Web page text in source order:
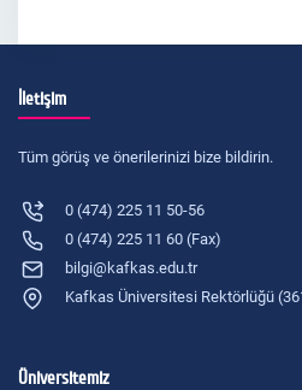
İletişim
Tüm görüş ve önerilerinizi bize bildirin.
0 (474) 225 11 50-56
0 (474) 225 11 60 (Fax)
bilgi@kafkas.edu.tr
Kafkas Üniversitesi Rektörlüğü
Üniversitemiz